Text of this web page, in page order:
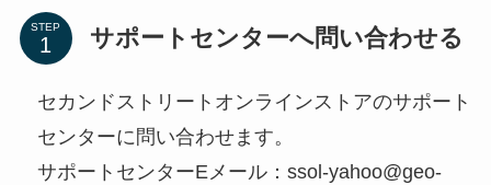
STEP サポートセンターへ問い合わせる
セカンドストリートオンラインストアのサポート
センターに問い合わせます。
サポートセンターEメール：ssol-yahoo@geo-